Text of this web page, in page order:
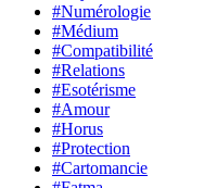
#Numérologie
#Médium
#Compatibilité
#Relations
#Esotérisme
#Amour
#Horus
#Protection
#Cartomancie